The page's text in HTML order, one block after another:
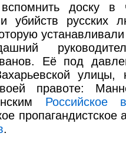
доску в
убийств русских
Её под
улицы,
правоте:
Российское
пропагандистское
.